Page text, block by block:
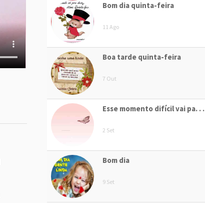
Bom dia quinta-feira
11 Ago
Boa tarde quinta-feira
7 Out
Esse momento difícil vai pa. . .
2 Set
Bom dia
9 Set